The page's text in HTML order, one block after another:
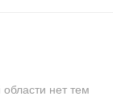
нет тем